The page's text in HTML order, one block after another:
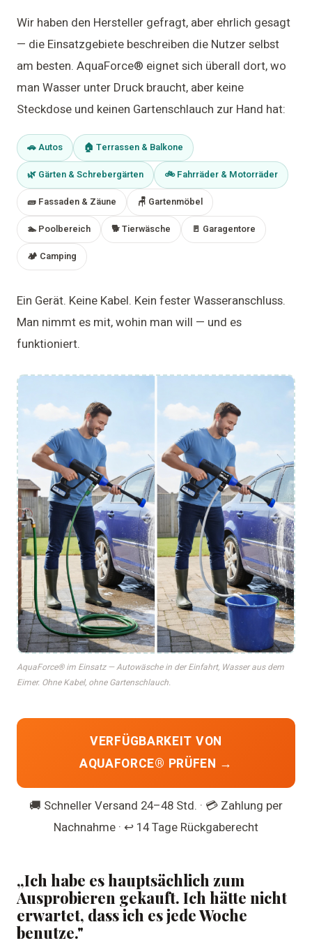
Wir haben den Hersteller gefragt, aber ehrlich gesagt
— die Einsatzgebiete beschreiben die Nutzer selbst
am besten. AquaForce® eignet sich überall dort, wo
man Wasser unter Druck braucht, aber keine
Steckdose und keinen Gartenschlauch zur Hand hat:
🚗 Autos 🏠 Terrassen & Balkone
🌿 Gärten & Schrebergärten 🚲 Fahrräder & Motorräder
🧱 Fassaden & Zäune 🪑 Gartenmöbel
🏊 Poolbereich 🐕 Tierwäsche 🚪 Garagentore
🏕 Camping
Ein Gerät. Keine Kabel. Kein fester Wasseranschluss.
Man nimmt es mit, wohin man will — und es
funktioniert.
AquaForce® im Einsatz — Autowäsche in der Einfahrt, Wasser aus dem
Eimer. Ohne Kabel, ohne Gartenschlauch.
VERFÜGBARKEIT VON
AQUAFORCE® PRÜFEN →
🚚 Schneller Versand 24–48 Std. · 💳 Zahlung per
Nachnahme · ↩️ 14 Tage Rückgaberecht
„Ich habe es hauptsächlich zum
Ausprobieren gekauft. Ich hätte nicht
erwartet, dass ich es jede Woche
benutze."